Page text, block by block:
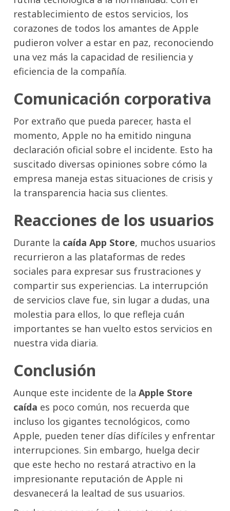
restablecimiento de estos servicios, los
corazones de todos los amantes de Apple
pudieron volver a estar en paz, reconociendo
una vez más la capacidad de resiliencia y
eficiencia de la compañía.
Comunicación corporativa
Por extraño que pueda parecer, hasta el
momento, Apple no ha emitido ninguna
declaración oficial sobre el incidente. Esto ha
suscitado diversas opiniones sobre cómo la
empresa maneja estas situaciones de crisis y
la transparencia hacia sus clientes.
Reacciones de los usuarios
Durante la caída App Store, muchos usuarios
recurrieron a las plataformas de redes
sociales para expresar sus frustraciones y
compartir sus experiencias. La interrupción
de servicios clave fue, sin lugar a dudas, una
molestia para ellos, lo que refleja cuán
importantes se han vuelto estos servicios en
nuestra vida diaria.
Conclusión
Aunque este incidente de la Apple Store
caída es poco común, nos recuerda que
incluso los gigantes tecnológicos, como
Apple, pueden tener días difíciles y enfrentar
interrupciones. Sin embargo, huelga decir
que este hecho no restará atractivo en la
impresionante reputación de Apple ni
desvanecerá la lealtad de sus usuarios.